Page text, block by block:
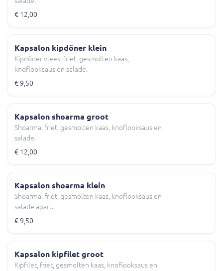
€ 12,00
Kapsalon kipdöner klein
Kipdöner vlees, friet, gesmolten kaas,
knoflooksaus en salade.
€ 9,50
Kapsalon shoarma groot
Shoarma, friet, gesmolten kaas, knoflooksaus en
salade.
€ 12,00
Kapsalon shoarma klein
Shoarma, friet, gesmolten kaas, knoflooksaus en
salade apart.
€ 9,50
Kapsalon kipfilet groot
Kipfilet, friet, gesmolten kaas, knoflooksaus en